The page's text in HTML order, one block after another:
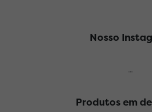
Nosso
…
Produtos em